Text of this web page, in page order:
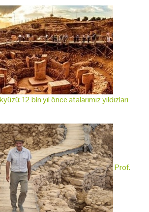
12 bin yıl önce atalarımız yıldızları
Prof.